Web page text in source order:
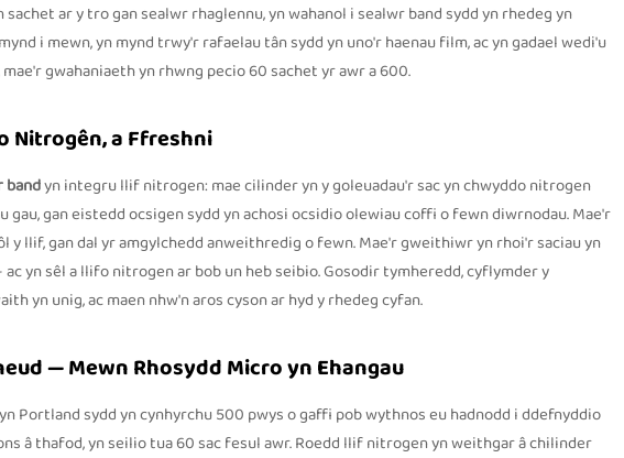
ar y tro gan sealwr rhaglennu, yn wahanol i sealwr band sydd yn rhedeg yn
i mewn, yn mynd trwy'r rafaelau tân sydd yn uno'r haenau film, ac yn gadael wedi'u
gwahaniaeth yn rhwng pecio 60 sachet yr awr a 600.
Nitrogên, a Ffreshni
bandyn integru llif nitrogen: mae cilinder yn y goleuadau'r sac yn chwyddo nitrogen
gau, gan eistedd ocsigen sydd yn achosi ocsidio olewiau coffi o fewn diwrnodau. Mae'r
y llif, gan dal yr amgylchedd anweithredig o fewn. Mae'r gweithiwr yn rhoi'r saciau yn
yn sêl a llifo nitrogen ar bob un heb seibio. Gosodir tymheredd, cyflymder y
yn unig, ac maen nhw'n aros cyson ar hyd y rhedeg cyfan.
— Mewn Rhosydd Micro yn Ehangau
Portland sydd yn cynhyrchu 500 pwys o gaffi pob wythnos eu hadnodd i ddefnyddio
â thafod, yn seilio tua 60 sac fesul awr. Roedd llif nitrogen yn weithgar â chilinder